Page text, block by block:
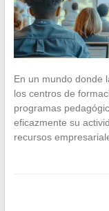
En un mundo donde
los centros de
programas
eficazmente su
recursos